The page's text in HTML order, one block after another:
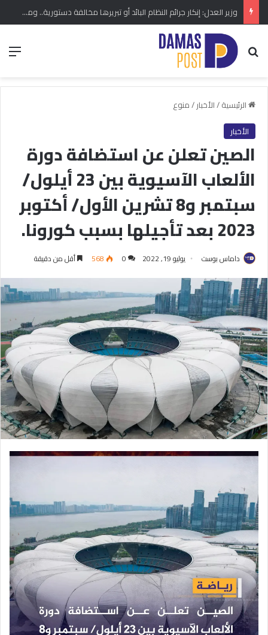
وزير العدل: إنكار جرائم النظام البائد أو تبريرها مخالفة دستورية.. ومشروع قانون خاص إلى مجلس الشعب
بحث عن
الرئيسية/الأخبار/منوع
الأخبار
الصين تعلن عن استضافة دورة
الألعاب الآسيوية بين 23 أيلول/
سبتمبر و8 تشرين الأول/ أكتوبر
2023 بعد تأجيلها بسبب كورونا.
داماس بوست يوليو 19, 2022 0
568 أقل من دقيقة